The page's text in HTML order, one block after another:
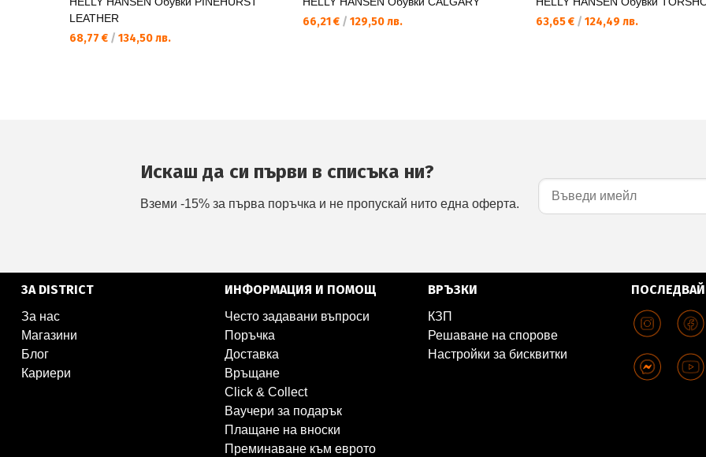
LEATHER
68,77 € / 134,50 лв.
66,21 € / 129,50 лв. 63,65 € / 124,49 лв.
Искаш да си първи в списъка ни?
Вземи -15% за първа поръчка и не пропускай нито една оферта.
ЗА DISTRICT
За нас
Магазини
Блог
Кариери
ИНФОРМАЦИЯ И ПОМОЩ
Често задавани въпроси
Поръчка
Доставка
Връщане
Click & Collect
Ваучери за подарък
Плащане на вноски
Преминаване към еврото
ВРЪЗКИ
КЗП
Решаване на спорове
Настройки за бисквитки